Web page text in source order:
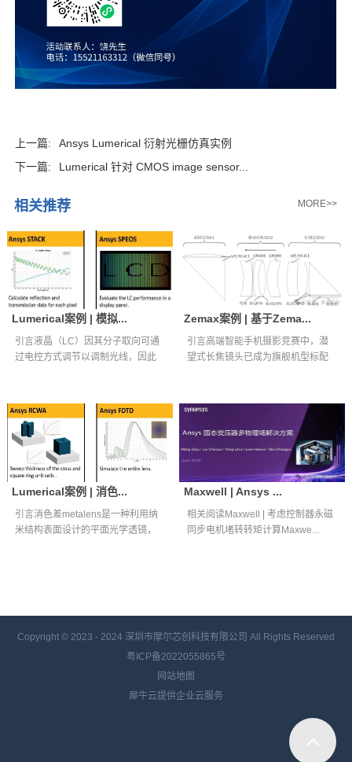
上一篇:
Ansys Lumerical 衍射光栅仿真实例
下一篇:
Lumerical 针对 CMOS image sensor...
相关推荐 MORE>>
Lumerical案例 | 模拟...
引言液晶（LC）因其分子取向可通
过电控方式调节以调制光线，因此
Zemax案例 | 基于Zema...
引言高端智能手机摄影竞赛中，潜
望式长焦镜头已成为旗舰机型标配
Lumerical案例 | 消色...
引言消色差metalens是一种利用纳
米结构表面设计的平面光学透镜，
Maxwell | Ansys ...
相关阅读Maxwell | 考虑控制器永磁
同步电机堵转转矩计算Maxwe...
Copyright © 2023 - 2024 深圳市摩尔芯创科技有限公司 All Rights Reserved
粤ICP备2022055865号
网站地图
犀牛云提供企业云服务